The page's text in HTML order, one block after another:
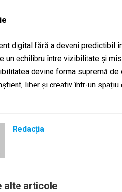
digital fără a deveni predictibil
un echilibru între vizibilitate și
devine forma supremă
liber și creativ într-un
Redacția
alte articole